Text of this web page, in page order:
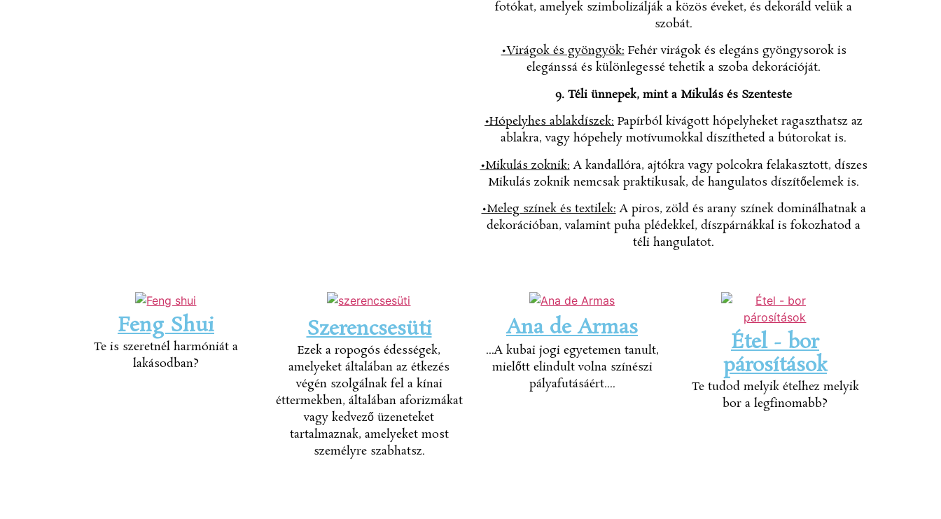
fotókat, amelyek szimbolizálják a közös éveket, és dekoráld velük a
szobát.
•Virágok és gyöngyök:Fehér virágok és elegáns gyöngysorok is
elegánssá és különlegessé tehetik a szoba dekorációját.
9. Téli ünnepek, mint a Mikulás és Szenteste
•Hópelyhes ablakdíszek: Papírból kivágott hópelyheket ragaszthatsz az
ablakra, vagy hópehely motívumokkal díszítheted a bútorokat is.
•Mikulás zoknik: A kandallóra, ajtókra vagy polcokra felakasztott, díszes
Mikulás zoknik nemcsak praktikusak, de hangulatos díszítőelemek is.
•Meleg színek és textilek:A piros, zöld és arany színek dominálhatnak a
dekorációban, valamint puha plédekkel, díszpárnákkal is fokozhatod a
téli hangulatot.
Feng Shui
Te is szeretnél harmóniát a
lakásodban?
Szerencsesüti
Ezek a ropogós édességek,
amelyeket általában az étkezés
végén szolgálnak fel a kínai
éttermekben, általában aforizmákat
vagy kedvező üzeneteket
tartalmaznak, amelyeket most
személyre szabhatsz.
Ana de Armas
...A kubai jogi egyetemen tanult,
mielőtt elindult volna színészi
pályafutásáért....
Étel - bor
párosítások
Te tudod melyik ételhez melyik
bor a legfinomabb?